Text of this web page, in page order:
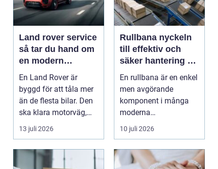
Land rover service
så tar du hand om
en modern
klassiker
En Land Rover är
byggd för att tåla mer
än de flesta bilar. Den
ska klara motorväg,
stadstrafik, gru...
13 juli 2026
Rullbana nyckeln
till effektiv och
säker hantering av
gods
En rullbana är en enkel
men avgörande
komponent i många
moderna
verksamheter. Den
används för att fl...
10 juli 2026